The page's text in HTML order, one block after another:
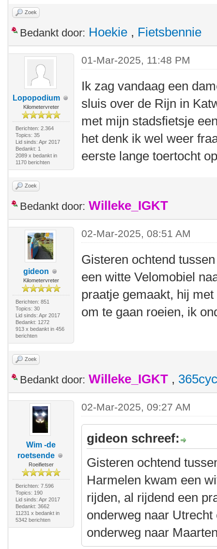
Zoek
Bedankt door: Hoekie , Fietsbennie
Lopopodium
Kilometervreter
Berichten: 2.364
Topics: 35
Lid sinds: Apr 2017
Bedankt: 1
2089 x bedankt in
1170 berichten
01-Mar-2025, 11:48 PM
Ik zag vandaag een
sluis over de Rijn in
met mijn stadsfietsje
het denk ik wel weer
eerste lange toertocht
Zoek
Bedankt door: Willeke_IGKT
gideon
Kilometervreter
Berichten: 851
Topics: 30
Lid sinds: Apr 2017
Bedankt: 1272
913 x bedankt in 456
berichten
02-Mar-2025, 08:51 AM
Gisteren ochtend
een witte Velomobiel
praatje gemaakt, hij
om te gaan roeien, ik
Zoek
Bedankt door: Willeke_IGKT ,
Wim -de
roetsende
Roeifietser
Berichten: 7.596
Topics: 190
Lid sinds: Apr 2017
Bedankt: 3662
11231 x bedankt in
5342 berichten
02-Mar-2025, 09:27 AM
gideon schreef:
Gisteren ochtend
Harmelen kwam een
rijden, al rijdend een
onderweg naar
onderweg naar